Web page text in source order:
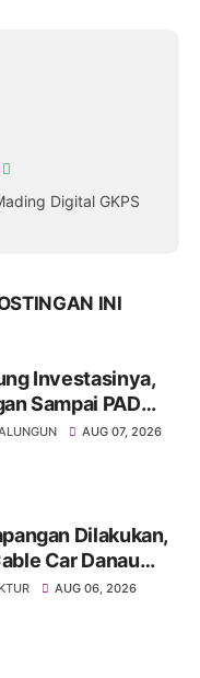
Digital GKPS
INI
Investasinya,
Sampai PAD
yang JadiAUG 07, 2026
Dilakukan,
Car Danau
Terkendala
AUG 06, 2026